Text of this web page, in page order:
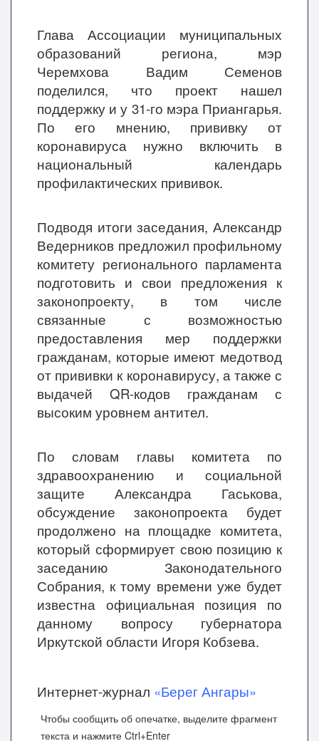
Глава Ассоциации муниципальных
образований региона, мэр
Черемхова Вадим Семенов
поделился, что проект нашел
поддержку и у 31-го мэра Приангарья.
По его мнению, прививку от
коронавируса нужно включить в
национальный календарь
профилактических прививок.
Подводя итоги заседания, Александр
Ведерников предложил профильному
комитету регионального парламента
подготовить и свои предложения к
законопроекту, в том числе
связанные с возможностью
предоставления мер поддержки
гражданам, которые имеют медотвод
от прививки к коронавирусу, а также с
выдачей QR-кодов гражданам с
высоким уровнем антител.
По словам главы комитета по
здравоохранению и социальной
защите Александра Гаськова,
обсуждение законопроекта будет
продолжено на площадке комитета,
который сформирует свою позицию к
заседанию Законодательного
Собрания, к тому времени уже будет
известна официальная позиция по
данному вопросу губернатора
Иркутской области Игоря Кобзева.
Интернет-журнал «Берег Ангары»
Чтобы сообщить об опечатке, выделите фрагмент
текста и нажмите Ctrl+Enter